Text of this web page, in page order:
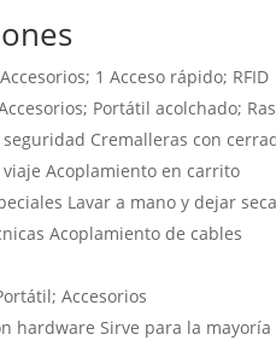
1 Acceso rápido; RFID
Portátil acolchado;
Cremalleras con
Acoplamiento en carrito
Lavar a mano y dejar
Acoplamiento de cables
Accesorios
hardware Sirve para la